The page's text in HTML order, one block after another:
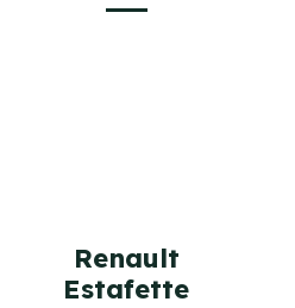
Renault
Estafette